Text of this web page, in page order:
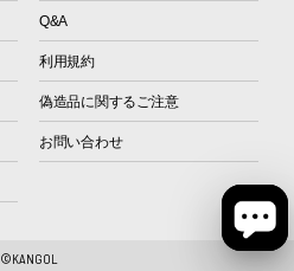
Q&A
利用規約
偽造品に関するご注意
お問い合わせ
©KANGOL